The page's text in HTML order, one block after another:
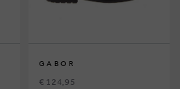
GABOR
€ 124,95